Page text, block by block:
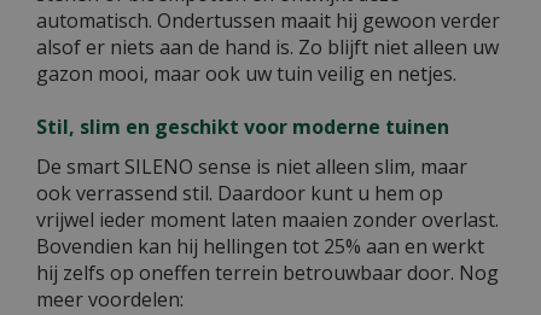
automatisch. Ondertussen maait hij gewoon verder
alsof er niets aan de hand is. Zo blijft niet alleen uw
gazon mooi, maar ook uw tuin veilig en netjes.
Stil, slim en geschikt voor moderne tuinen
De smart SILENO sense is niet alleen slim, maar
ook verrassend stil. Daardoor kunt u hem op
vrijwel ieder moment laten maaien zonder overlast.
Bovendien kan hij hellingen tot 25% aan en werkt
hij zelfs op oneffen terrein betrouwbaar door. Nog
meer voordelen: